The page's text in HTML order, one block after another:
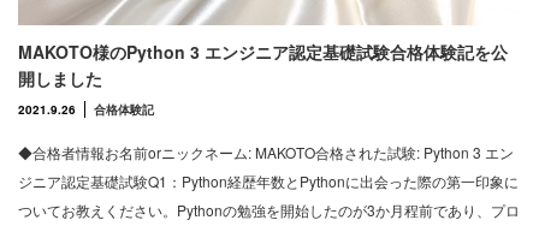
MAKOTO様のPython 3 エンジニア認定基礎試験合格体験記を公
開しました
2021.9.26 合格体験記
◆合格者情報お名前orニックネーム: MAKOTO合格された試験: Python 3 エン
ジニア認定基礎試験Q1：Python経歴年数とPythonに出会った際の第一印象に
ついてお教えください。Pythonの勉強を開始したのが3か月程前であり、プロ